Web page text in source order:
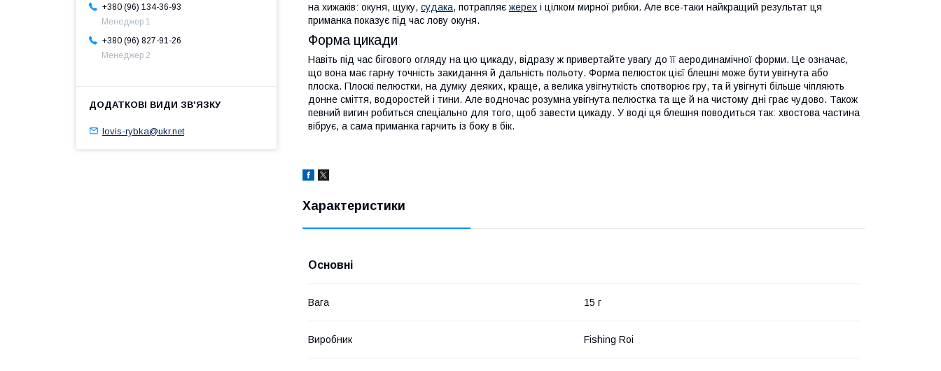
на хижаків: окуня, щуку, судака, потрапляє жерех і цілком мирної рибки. Але все-таки найкращий результат ця
приманка показує під час лову окуня.
Форма цикади
Навіть під час бігового огляду на цю цикаду, відразу ж привертайте увагу до її аеродинамічної форми. Це означає,
що вона має гарну точність закидання й дальність польоту. Форма пелюсток цієї блешні може бути увігнута або
плоска. Плоскі пелюстки, на думку деяких, краще, а велика увігнуткість спотворює гру, та й увігнуті більше чіпляють
донне сміття, водоростей і тини. Але водночас розумна увігнута пелюстка та ще й на чистому дні грає чудово. Також
певний вигин робиться спеціально для того, щоб завести цикаду. У воді ця блешня поводиться так: хвостова частина
вібрує, а сама приманка гарчить із боку в бік.
Характеристики
Основні
Вага 15 г
Виробник Fishing Roi
+380 (96) 134-36-93
Менеджер 1
+380 (96) 827-91-26
Менеджер 2
lovis-rybka@ukr.net